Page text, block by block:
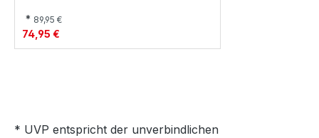
* 89,95 €
74,95 €
* UVP entspricht der unverbindlichen